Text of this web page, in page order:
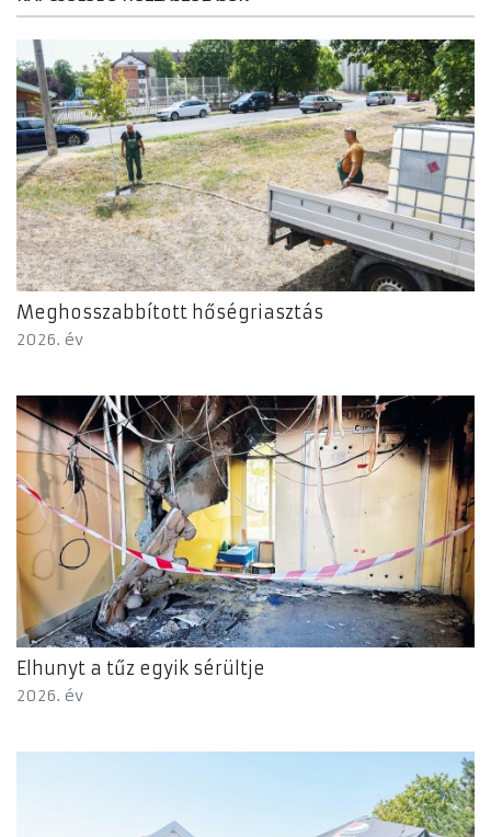
Meghosszabbított hőségriasztás
2026. év
Elhunyt a tűz egyik sérültje
2026. év